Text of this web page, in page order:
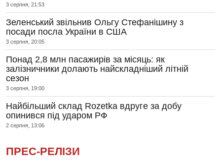
3 серпня, 21:53
Зеленський звільнив Ольгу Стефанішину з
посади посла України в США
3 серпня, 20:05
Понад 2,8 млн пасажирів за місяць: як
залізничники долають найскладніший літній
сезон
3 серпня, 19:00
Найбільший склад Rozetka вдруге за добу
опинився під ударом РФ
2 серпня, 13:06
ПРЕС-РЕЛІЗИ